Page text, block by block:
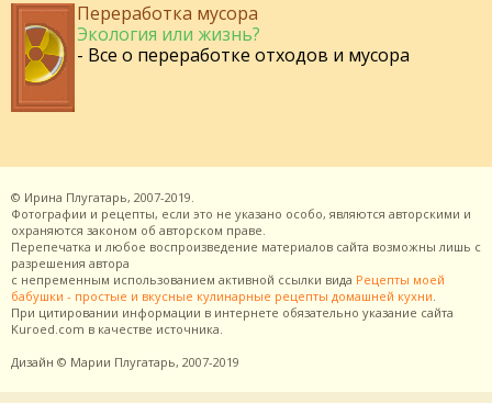
Переработка мусора
Экология или жизнь?
- Все о переработке отходов и мусора
© Ирина Плугатарь, 2007-2019.
Фотографии и рецепты, если это не указано особо, являются авторскими и
охраняются законом об авторском праве.
Перепечатка и любое воспроизведение материалов сайта возможны лишь с
разрешения автора
с непременным использованием активной ссылки вида Рецепты моей
бабушки - простые и вкусные кулинарные рецепты домашней кухни.
При цитировании информации в интернете обязательно указание сайта
Kuroed.com в качестве источника.
Дизайн © Марии Плугатарь, 2007-2019